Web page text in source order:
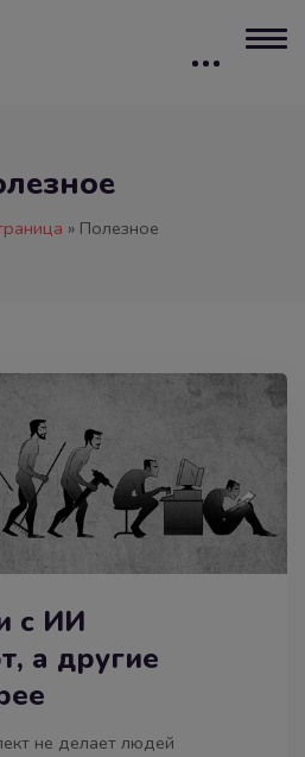
» Полезное
с ИИ
а другие
не делает людей